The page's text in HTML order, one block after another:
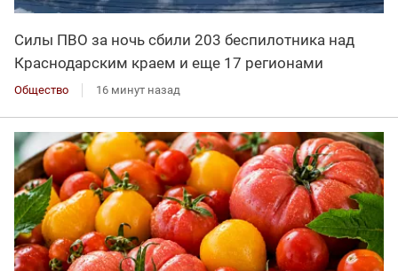
Силы ПВО за ночь сбили 203 беспилотника над
Краснодарским краем и еще 17 регионами
Общество 16 минут назад